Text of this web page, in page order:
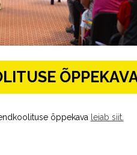
õppekava leiab siit.